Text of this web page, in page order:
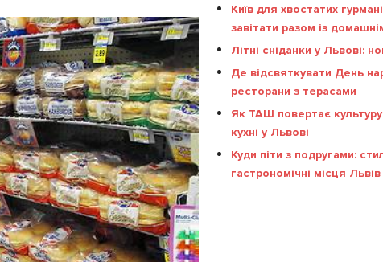
Київ для хвостатих
завітати разом із
Літні сніданки у Львові:
Де відсвяткувати День
ресторани з терасами
Як ТАШ повертає
кухні у Львові
Куди піти з подругами:
гастрономічні місця